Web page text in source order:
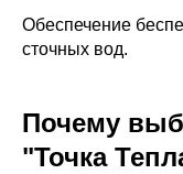
Обеспечение
сточных вод.
Почему
"Точка